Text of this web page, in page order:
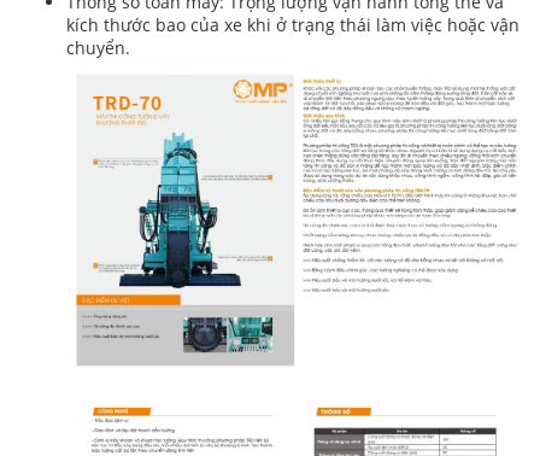
kích thước bao của xe khi ở trạng thái làm việc hoặc vận
chuyển.